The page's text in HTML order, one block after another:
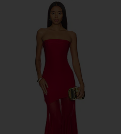
Bardot Eleni Midi Dress in Black
$115